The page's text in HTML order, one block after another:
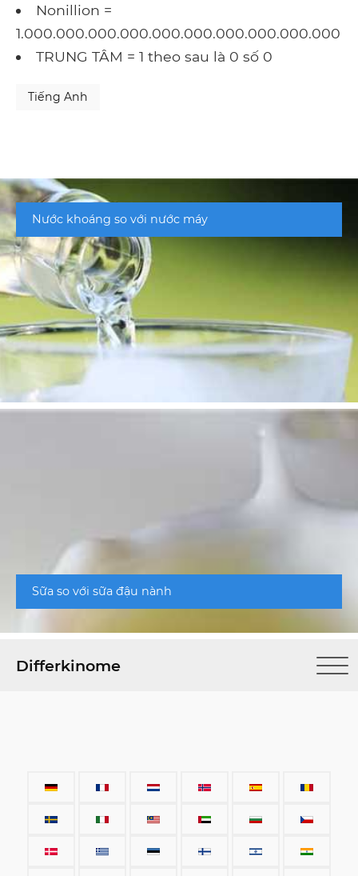
Nonillion =
1.000.000.000.000.000.000.000.000.000.000
TRUNG TÂM = 1 theo sau là 0 số 0
Tiếng Anh
Nước khoáng so với nước máy
Sữa so với sữa đậu nành
Differkinome